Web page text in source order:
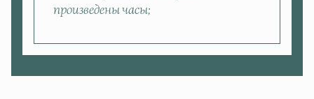
произведены часы;